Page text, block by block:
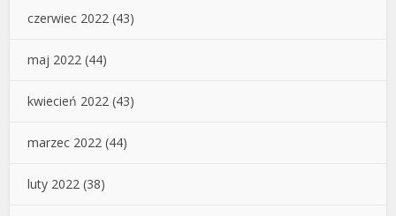
czerwiec 2022 (43)
maj 2022 (44)
kwiecień 2022 (43)
marzec 2022 (44)
luty 2022 (38)